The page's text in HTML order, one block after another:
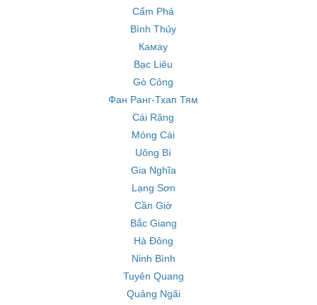
Cẩm Phả
Bình Thủy
Камау
Bạc Liêu
Gò Công
Фан Ранг-Тхап Тям
Cái Răng
Móng Cái
Uông Bí
Gia Nghĩa
Lạng Sơn
Cần Giờ
Bắc Giang
Hà Đông
Ninh Bình
Tuyên Quang
Quảng Ngãi